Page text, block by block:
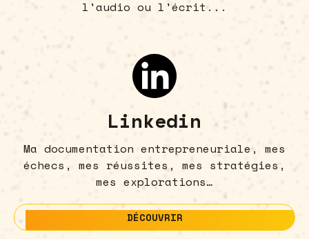
l'audio ou l'écrit...
Linkedin
Ma documentation entrepreneuriale, mes
échecs, mes réussites, mes stratégies,
mes explorations…
DÉCOUVRIR
DÉCOUVRIR